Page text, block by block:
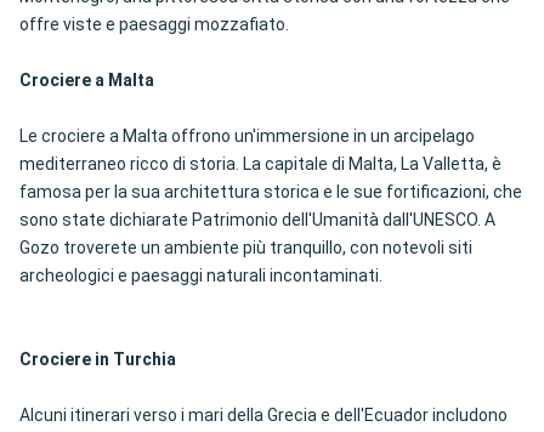
offre viste e paesaggi mozzafiato.
Crociere a Malta
Le crociere a Malta offrono un'immersione in un arcipelago
mediterraneo ricco di storia. La capitale di Malta, La Valletta, è
famosa per la sua architettura storica e le sue fortificazioni, che
sono state dichiarate Patrimonio dell'Umanità dall'UNESCO. A
Gozo troverete un ambiente più tranquillo, con notevoli siti
archeologici e paesaggi naturali incontaminati.
Crociere in Turchia
Alcuni itinerari verso i mari della Grecia e dell'Ecuador includono